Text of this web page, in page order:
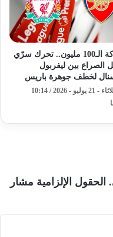
معركة الـ100 مليون.. تحرك سرّي
الصراع بين ليفربول
لخطف جوهرة باريس
الثلاثاء - 21 يوليو - 2026 / 10:14
الحقول الإلزامية مشار